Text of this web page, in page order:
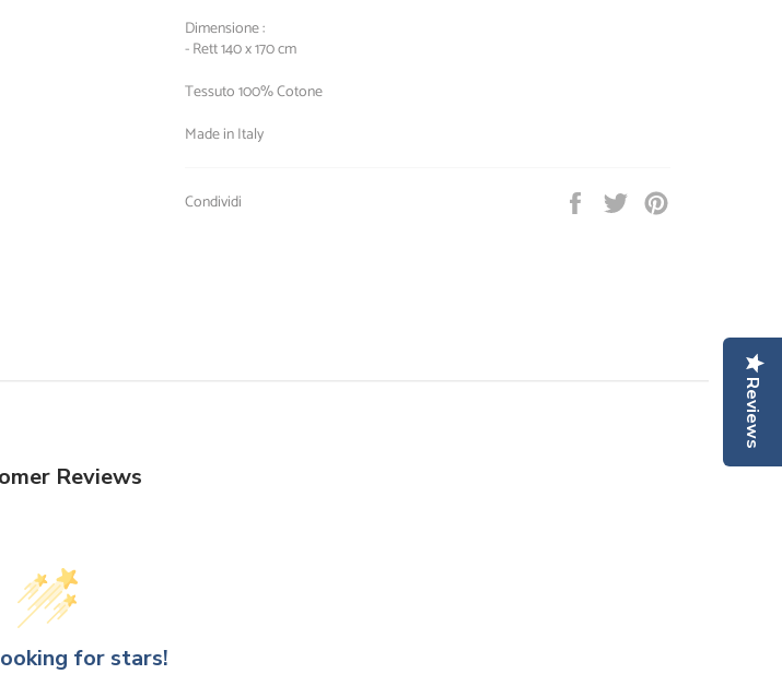
Dimensione :
- Rett 140 x 170 cm
Tessuto 100% Cotone
Made in Italy
Condividi
CondividiTwitta
Reviews
for stars!
Reviews